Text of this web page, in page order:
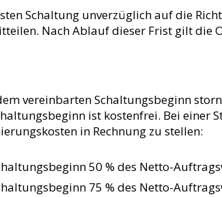
Schaltung unverzüglich auf die
Nach Ablauf dieser Frist gilt die
vereinbarten Schaltungsbeginn
ist kostenfrei. Bei
in Rechnung zu stellen:
50 % des Netto-
75 % des Netto-